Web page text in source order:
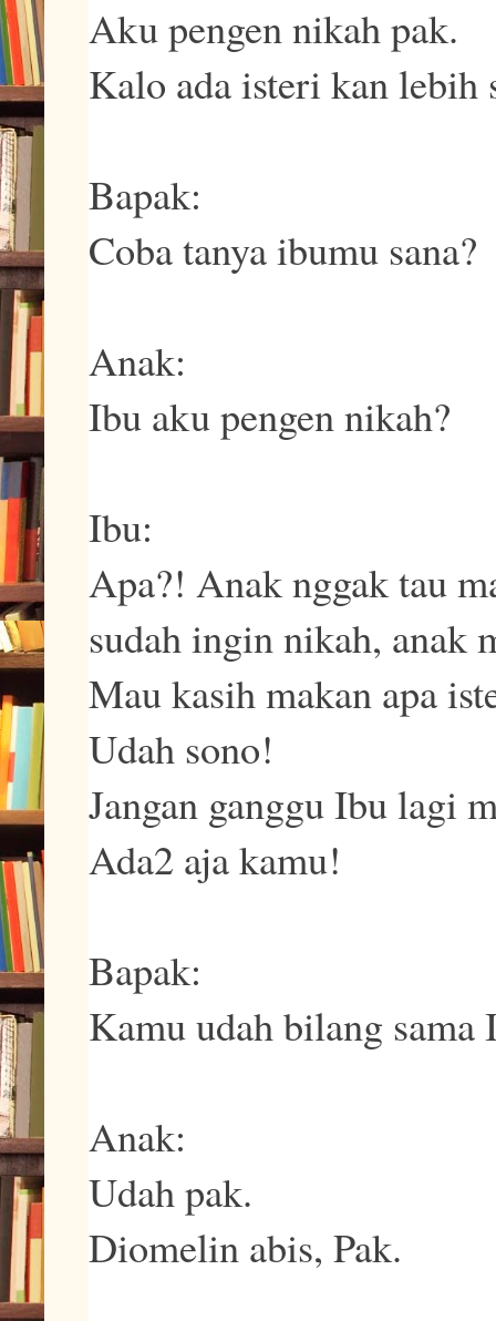
Aku pengen nikah pak.
Kalo ada isteri kan lebih
Bapak:
Coba tanya ibumu sana?
Anak:
Ibu aku pengen nikah?
Ibu:
Apa?! Anak nggak tau
sudah ingin nikah, anak
Mau kasih makan apa
Udah sono!
Jangan ganggu Ibu lagi
Ada2 aja kamu!
Bapak:
Kamu udah bilang sama
Anak:
Udah pak.
Diomelin abis, Pak.